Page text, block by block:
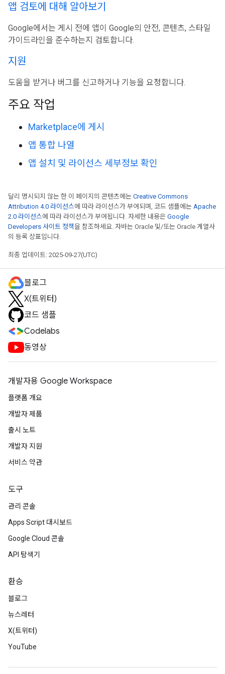
앱 검토에 대해 알아보기
Google에서는 게시 전에 앱이 Google의 안전, 콘텐츠, 스타일
가이드라인을 준수하는지 검토합니다.
지원
도움을 받거나 버그를 신고하거나 기능을 요청합니다.
주요 작업
Marketplace에 게시
앱 통합 나열
앱 설치 및 라이선스 세부정보 확인
달리 명시되지 않는 한 이 페이지의 콘텐츠에는 Creative Commons
Attribution 4.0 라이선스에 따라 라이선스가 부여되며, 코드 샘플에는 Apache
2.0 라이선스에 따라 라이선스가 부여됩니다. 자세한 내용은 Google
Developers 사이트 정책을 참조하세요. 자바는 Oracle 및/또는 Oracle 계열사
의 등록 상표입니다.
최종 업데이트: 2025-09-27(UTC)
블로그
X(트위터)
코드 샘플
Codelabs
동영상
개발자용 Google Workspace
플랫폼 개요
개발자 제품
출시 노트
개발자 지원
서비스 약관
도구
관리 콘솔
Apps Script 대시보드
Google Cloud 콘솔
API 탐색기
환승
블로그
뉴스레터
X(트위터)
YouTube